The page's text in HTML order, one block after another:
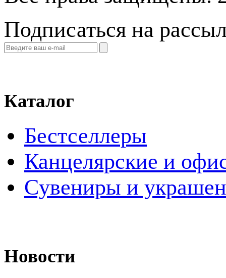
Подписаться на
Каталог
Бестселлеры
Канцелярские и
Cувениры и
Новости